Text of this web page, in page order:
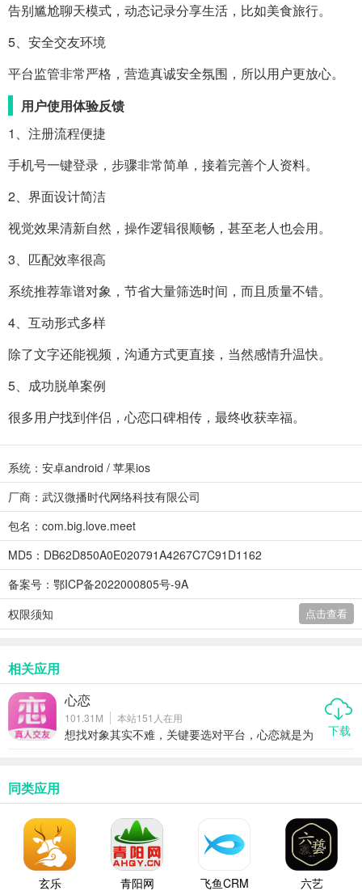
告别尴尬聊天模式，动态记录分享生活，比如美食旅行。
5、安全交友环境
平台监管非常严格，营造真诚安全氛围，所以用户更放心。
用户使用体验反馈
1、注册流程便捷
手机号一键登录，步骤非常简单，接着完善个人资料。
2、界面设计简洁
视觉效果清新自然，操作逻辑很顺畅，甚至老人也会用。
3、匹配效率很高
系统推荐靠谱对象，节省大量筛选时间，而且质量不错。
4、互动形式多样
除了文字还能视频，沟通方式更直接，当然感情升温快。
5、成功脱单案例
很多用户找到伴侣， 心恋口碑相传，最终收获幸福。
系统：安卓android / 苹果ios
厂商：武汉微播时代网络科技有限公司
包名：com.big.love.meet
MD5：DB62D850A0E020791A4267C7C91D1162
备案号：鄂ICP备2022000805号-9A
权限须知
点击查看
相关应用
心恋
101.31M 本站151 人在用
想找对象其实不难，关键要选对平台，心恋就是为
下载
同类应用
玄乐 青阳网 飞鱼CRM 六艺